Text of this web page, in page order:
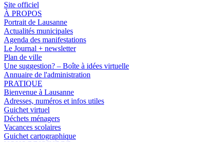
Site officiel
À PROPOS
Portrait de Lausanne
Actualités municipales
Agenda des manifestations
Le Journal + newsletter
Plan de ville
Une suggestion? – Boîte à idées virtuelle
Annuaire de l'administration
PRATIQUE
Bienvenue à Lausanne
Adresses, numéros et infos utiles
Guichet virtuel
Déchets ménagers
Vacances scolaires
Guichet cartographique